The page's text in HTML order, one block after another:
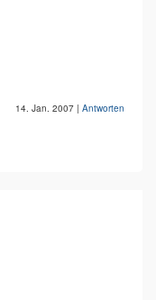
14. Jan. 2007 | Antworten